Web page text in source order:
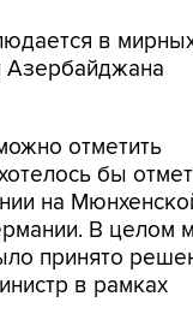
в
Азербайджана
отметить
бы
на
В целом
принято
в рамках